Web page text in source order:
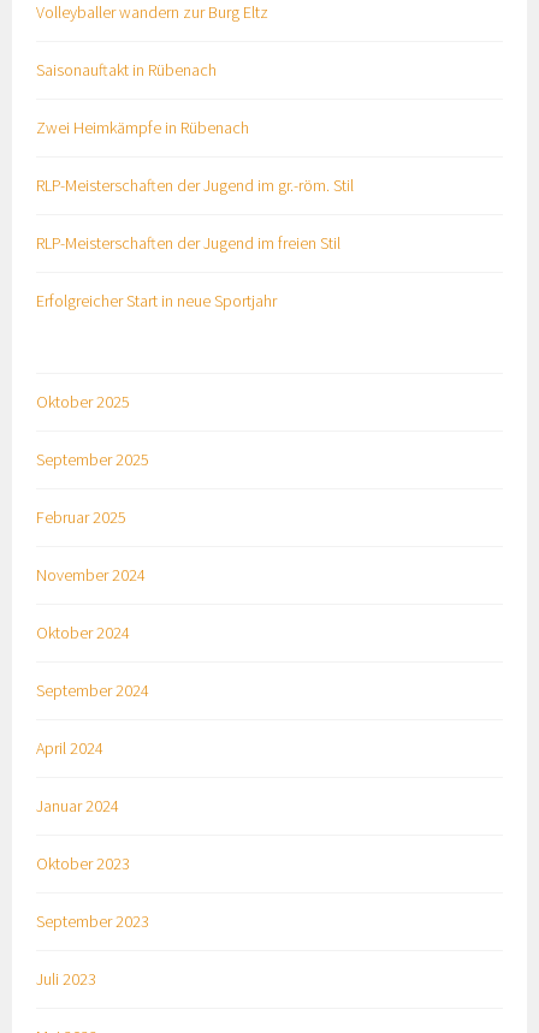
Volleyballer wandern zur Burg Eltz
Saisonauftakt in Rübenach
Zwei Heimkämpfe in Rübenach
RLP-Meisterschaften der Jugend im gr.-röm. Stil
RLP-Meisterschaften der Jugend im freien Stil
Erfolgreicher Start in neue Sportjahr
Oktober 2025
September 2025
Februar 2025
November 2024
Oktober 2024
September 2024
April 2024
Januar 2024
Oktober 2023
September 2023
Juli 2023